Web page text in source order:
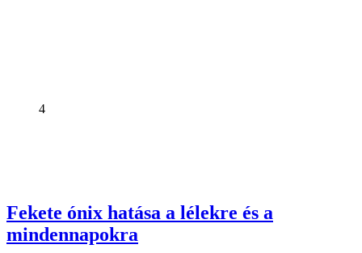
4
Fekete ónix hatása a lélekre és a
mindennapokra